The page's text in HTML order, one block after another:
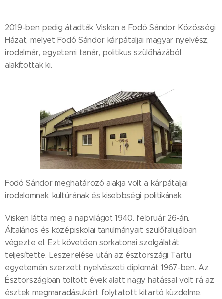
2019-ben pedig átadták Visken a Fodó Sándor Közösségi
Házat, melyet Fodó Sándor kárpátaljai magyar nyelvész,
irodalmár, egyetemi tanár, politikus szülőházából
alakítottak ki.
Fodó Sándor meghatározó alakja volt a kárpátaljai
irodalomnak, kultúrának és kisebbségi politikának.
Visken látta meg a napvilágot 1940. február 26-án.
Általános és középiskolai tanulmányait szülőfalujában
végezte el. Ezt követően sorkatonai szolgálatát
teljesítette. Leszerelése után az észtországi Tartu
egyetemén szerzett nyelvészeti diplomát 1967-ben. Az
Észtországban töltött évek alatt nagy hatással volt rá az
észtek megmaradásukért folytatott kitartó küzdelme.